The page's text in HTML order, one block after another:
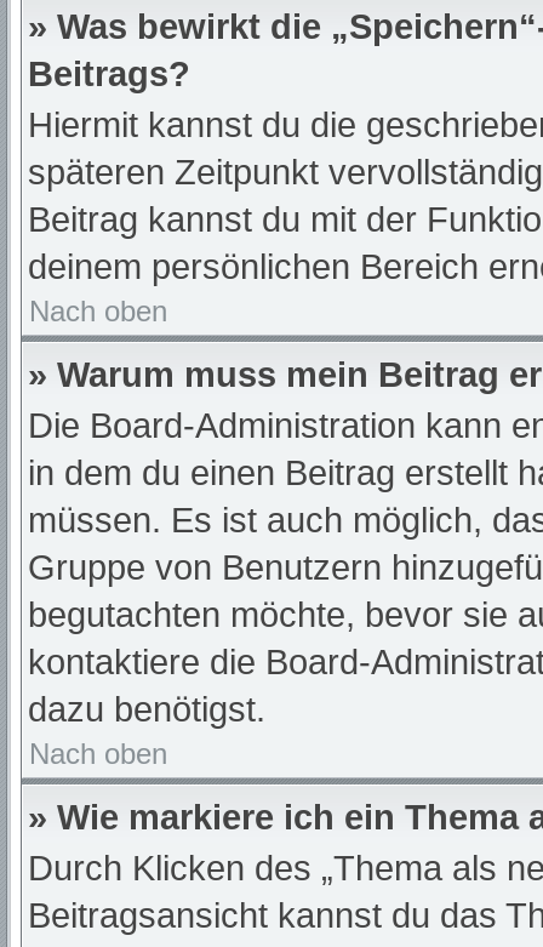
» Was bewirkt die
Beitrags?
Hiermit kannst du die
späteren Zeitpunkt
Beitrag kannst du mit der
deinem persönlichen Bereich
Nach oben
» Warum muss mein Beitrag
Die Board-Administration kann
in dem du einen Beitrag erstellt
müssen. Es ist auch möglich,
Gruppe von Benutzern
begutachten möchte, bevor sie
kontaktiere die Board-
dazu benötigst.
Nach oben
» Wie markiere ich ein Thema
Durch Klicken des „Thema als
Beitragsansicht kannst du das